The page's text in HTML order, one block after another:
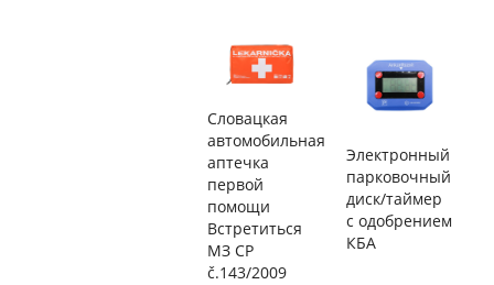
Словацкая
автомобильная
аптечка
первой
помощи
Встретиться
МЗ СР
č.143/2009
Электронный
парковочный
диск/таймер
с одобрением
КБА